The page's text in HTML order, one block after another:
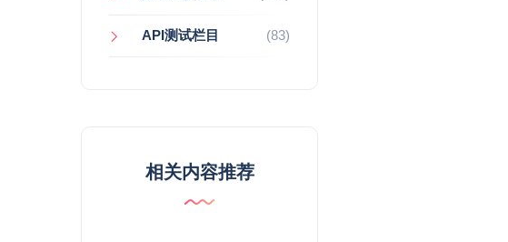
API测试栏目 (83)
相关内容推荐